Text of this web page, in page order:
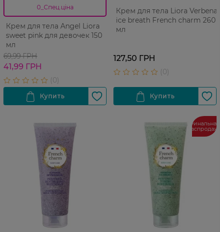
0_Спец.ціна
Крем для тела Angel Liora
sweet pink для девочек 150
мл
69,99 ГРН
41,99 ГРН
Крем для тела Liora Verbena
ice breath French charm 260
мл
127,50 ГРН
Финальная